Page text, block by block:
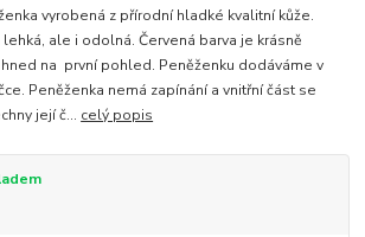
vyrobená z přírodní hladké kvalitní kůže.
ale i odolná. Červená barva je krásně
hned na první pohled. Peněženku dodáváme v
Peněženka nemá zapínání a vnitřní část se
její č... celý popis